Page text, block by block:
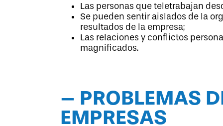
Las personas que teletrabajan
Se pueden sentir aislados de la
resultados de la empresa;
Las relaciones y conflictos
magnificados.
– PROBLEMAS
EMPRESAS